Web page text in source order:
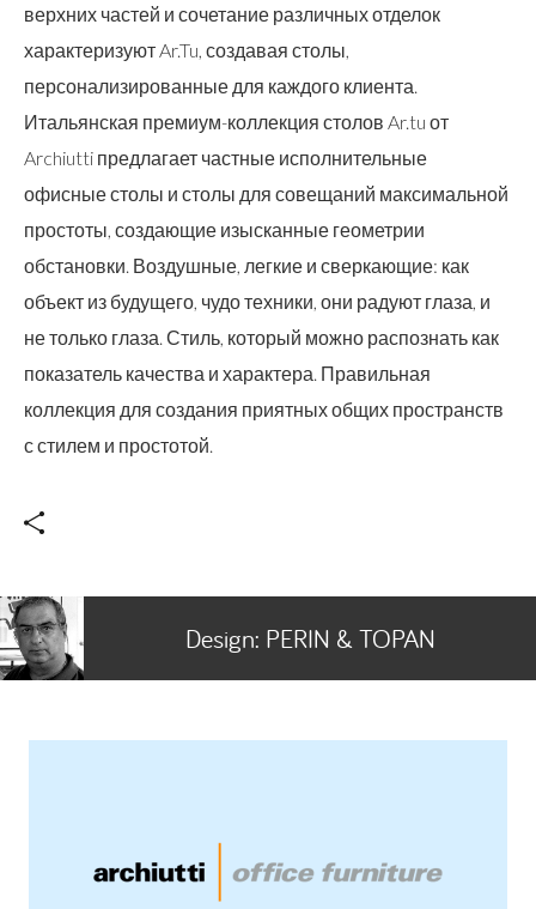
верхних частей и сочетание различных отделок
характеризуют Ar.Tu, создавая столы,
персонализированные для каждого клиента.
Итальянская премиум-коллекция столов Ar.tu от
Archiutti предлагает частные исполнительные
офисные столы и столы для совещаний максимальной
простоты, создающие изысканные геометрии
обстановки. Воздушные, легкие и сверкающие: как
объект из будущего, чудо техники, они радуют глаза, и
не только глаза. Стиль, который можно распознать как
показатель качества и характера. Правильная
коллекция для создания приятных общих пространств
с стилем и простотой.
Design: PERIN & TOPAN